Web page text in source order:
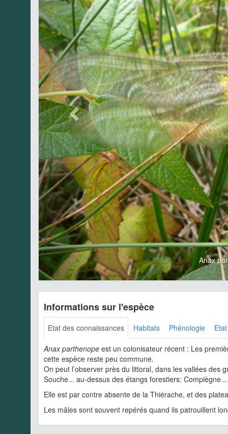
Anax
Informations sur l'espèce
Etat des connaissances Habitats Phénologie
Anax parthenope est un colonisateur récent : Les
cette espèce reste peu commune.
On peut l’observer près du littoral, dans les vallées des
Souche... au-dessus des étangs forestiers: Compiègne...
Elle est par contre absente de la Thiérache, et des
Les mâles sont souvent repérés quand ils patrouillent